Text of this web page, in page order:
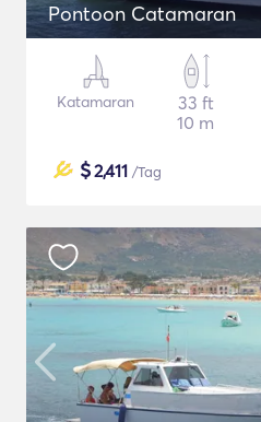
Pontoon Catamaran
Katamaran
33 ft
10 m
$2,411 /Tag